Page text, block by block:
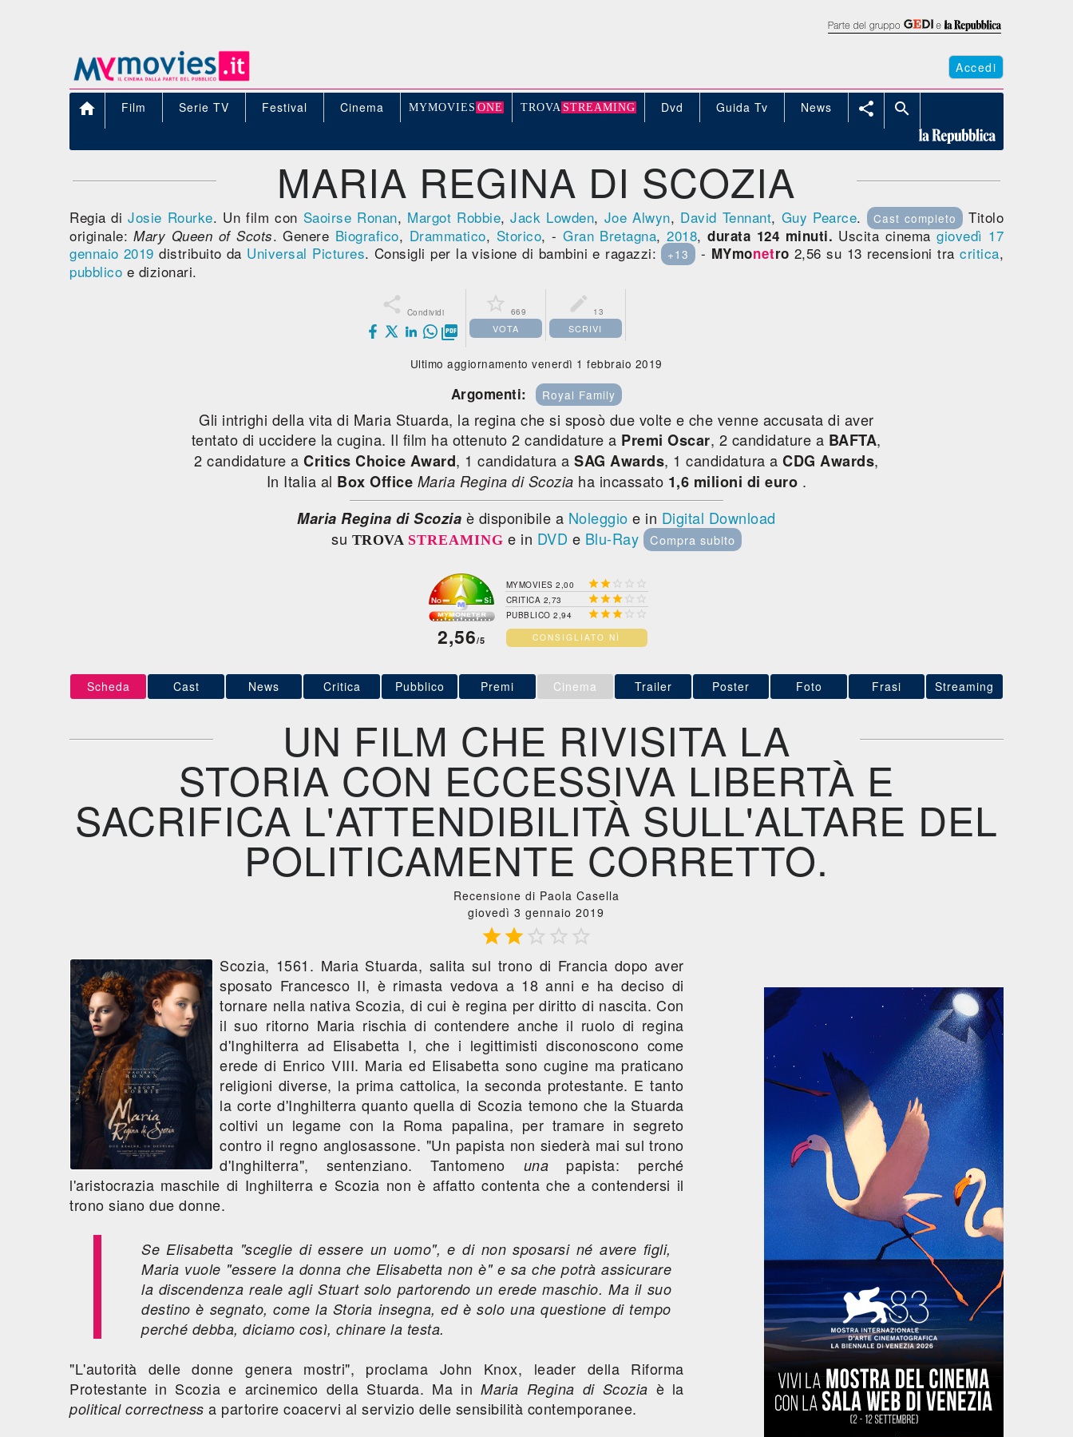
Accedi
 Film Serie TV Festival Cinema MYMOVIE S ONE TROVA STREAMING Dvd Guida Tv News  
MARIA REGINA DI SCOZIA
Regia diJosie Rourke. Un film con Saoirse Ronan, Margot Robbie,Jack Lowden, Joe Alwyn, David Tennant, Guy Pearce. Cast completo
Titolo
originale:Mary Queen of Scots. Genere Biografico, Drammatico, Storico, - Gran Bretagna,2018,durata 124 minuti. Uscita cinemagiovedì 17
gennaio 2019 distribuito da Universal Pictures. Consigli per la visione di bambini e ragazzi: +13 - MYmonetro 2,56 su 13 recensioni tracritica,
pubblico e dizionari.
 Condividi

 669
VOTA
 13
SCRIVI
Ultimo aggiornamento venerdì 1 febbraio 2019
Argomenti: Royal Family
Gli intrighi della vita di Maria Stuarda, la regina che si sposò due volte e che venne accusata di aver
tentato di uccidere la cugina. Il film ha ottenuto 2 candidature a Premi Oscar, 2 candidature a BAFTA,
2 candidature aCritics Choice Award, 1 candidatura aSAG Awards, 1 candidatura aCDG Awards,
In Italia al Box Office Maria Regina di Scozia ha incassato 1,6 milioni di euro .
Maria Regina di Scozia è disponibile a Noleggio e in Digital Download
su TROVA STREAMING e in DVD e Blu-Ray Compra subito
2,56/5
MYMOVIES 2,00    
CRITICA 2,73   
PUBBLICO 2,94   
CONSIGLIATO NÌ
Scheda Cast News Critica Pubblico Premi Cinema Trailer Poster Foto Frasi Streaming
UN FILM CHE RIVISITA LA
STORIA CON ECCESSIVA LIBERTÀ E
SACRIFICA L'ATTENDIBILITÀ SULL'ALTARE DEL
POLITICAMENTE CORRETTO.
Recensione di Paola Casella
giovedì 3 gennaio 2019
   
Scozia, 1561. Maria Stuarda, salita sul trono di Francia dopo aver
sposato Francesco II, è rimasta vedova a 18 anni e ha deciso di
tornare nella nativa Scozia, di cui è regina per diritto di nascita. Con
il suo ritorno Maria rischia di contendere anche il ruolo di regina
d'Inghilterra ad Elisabetta I, che i legittimisti disconoscono come
erede di Enrico VIII. Maria ed Elisabetta sono cugine ma praticano
religioni diverse, la prima cattolica, la seconda protestante. E tanto
la corte d'Inghilterra quanto quella di Scozia temono che la Stuarda
coltivi un legame con la Roma papalina, per tramare in segreto
contro il regno anglosassone. "Un papista non siederà mai sul trono
d'Inghilterra", sentenziano. Tantomeno una papista: perché
l'aristocrazia maschile di Inghilterra e Scozia non è affatto contenta che a contendersi il
trono siano due donne.
Se Elisabetta "sceglie di essere un uomo", e di non sposarsi né avere figli,
Maria vuole "essere la donna che Elisabetta non è" e sa che potrà assicurare
la discendenza reale agli Stuart solo partorendo un erede maschio. Ma il suo
destino è segnato, come la Storia insegna, ed è solo una questione di tempo
perché debba, diciamo così, chinare la testa.
"L'autorità delle donne genera mostri", proclama John Knox, leader della Riforma
Protestante in Scozia e arcinemico della Stuarda. Ma inMaria Regina di Scozia è la
political correctness a partorire coacervi al servizio delle sensibilità contemporanee.